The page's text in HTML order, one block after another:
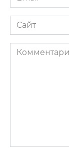
*
Сайт
Комментарий